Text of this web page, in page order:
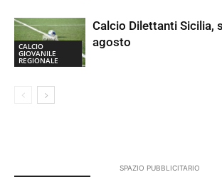
CALCIO
GIOVANILE
REGIONALE
Calcio Dilettanti Sicilia,
agosto
SPAZIO PUBBLICITARIO